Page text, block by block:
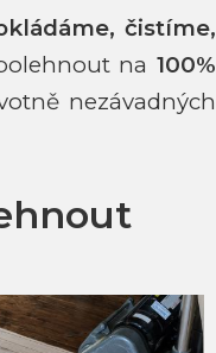
čistíme,
na100%
nezávadných